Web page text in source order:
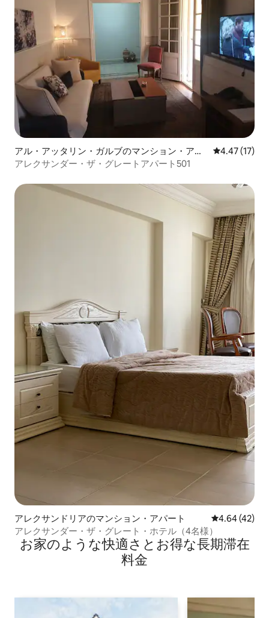
アル・アッタリン・ガルブのマンション・アパ
ート
レビュー17
4.47 (17)
アレクサンダー・ザ・グレートアパート501
アレクサンドリアのマンション・アパート レビュー42
4.64 (42)
アレクサンダー・ザ・グレート・ホテル（4名様）
お家のような快⁠適⁠さ⁠とお⁠得⁠な長⁠期⁠滞⁠在
料⁠金